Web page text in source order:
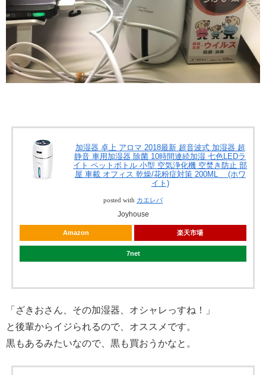
加湿器 卓上 アロマ 2018最新 超音波式 加湿器 超
静音 車用加湿器 除菌 10時間連続加湿 七色LEDラ
イト ペットボトル 小型 空気浄化機 空焚き防止 部
屋 車載 オフィス 乾燥/花粉症対策 200ML (ホワ
イト)
posted with カエレバ
Joyhouse
Amazon 楽天市場
7net
「ざきおさん、その加湿器、オシャレっすね！」
と後輩からイジられるので、オススメです。
黒もあるみたいなので、黒も買おうかなと。